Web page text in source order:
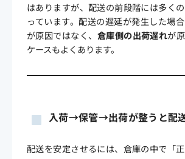
はありますが、配送の前段階には多く
っています。配送の遅延が発生した場
が原因ではなく、 倉庫側の出荷遅れが
ケースもよくあります。
入荷→保管→出荷が整うと配
配送を安定させるには、倉庫の中で「正